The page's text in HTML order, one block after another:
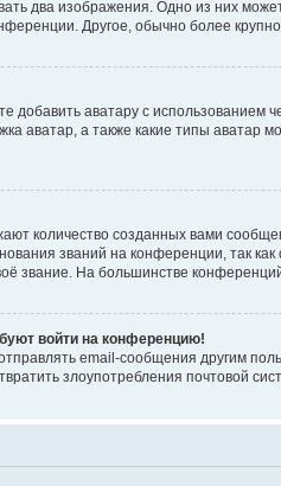
два изображения. Одно из них
Другое, обычно более
добавить аватару с
аватар, а также какие типы аватар
количество созданных вами
званий на конференции, так
звание. На большинстве
войти на конференцию!
email-сообщения другим
злоупотребления почтовой